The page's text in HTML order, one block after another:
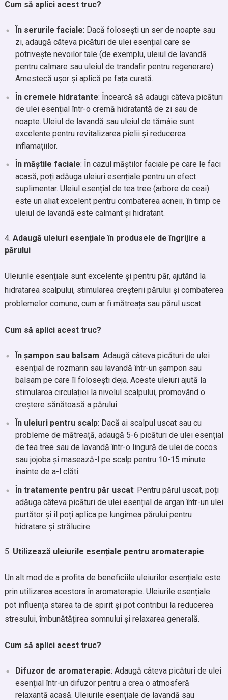
Cum să aplici acest truc?
În serurile faciale: Dacă folosești un ser de noapte sau
zi, adaugă câteva picături de ulei esențial care se
potrivește nevoilor tale (de exemplu, uleiul de lavandă
pentru calmare sau uleiul de trandafir pentru regenerare).
Amestecă ușor și aplică pe fața curată.
În cremele hidratante: Încearcă să adaugi câteva picături
de ulei esențial într-o cremă hidratantă de zi sau de
noapte. Uleiul de lavandă sau uleiul de tămâie sunt
excelente pentru revitalizarea pielii și reducerea
inflamațiilor.
În măștile faciale: În cazul măștilor faciale pe care le faci
acasă, poți adăuga uleiuri esențiale pentru un efect
suplimentar. Uleiul esențial de tea tree (arbore de ceai)
este un aliat excelent pentru combaterea acneii, în timp ce
uleiul de lavandă este calmant și hidratant.
Adaugă uleiuri esențiale în produsele de îngrijire a
părului
Uleiurile esențiale sunt excelente și pentru păr, ajutând la
hidratarea scalpului, stimularea creșterii părului și combaterea
problemelor comune, cum ar fi mătreața sau părul uscat.
Cum să aplici acest truc?
În șampon sau balsam: Adaugă câteva picături de ulei
esențial de rozmarin sau lavandă într-un șampon sau
balsam pe care îl folosești deja. Aceste uleiuri ajută la
stimularea circulației la nivelul scalpului, promovând o
creștere sănătoasă a părului.
În uleiuri pentru scalp: Dacă ai scalpul uscat sau cu
probleme de mătreață, adaugă 5-6 picături de ulei esențial
de tea tree sau de lavandă într-o lingură de ulei de cocos
sau jojoba și masează-l pe scalp pentru 10-15 minute
înainte de a-l clăti.
În tratamente pentru păr uscat: Pentru părul uscat, poți
adăuga câteva picături de ulei esențial de argan într-un ulei
purtător și îl poți aplica pe lungimea părului pentru
hidratare și strălucire.
Utilizează uleiurile esențiale pentru aromaterapie
Un alt mod de a profita de beneficiile uleiurilor esențiale este
prin utilizarea acestora în aromaterapie. Uleiurile esențiale
pot influența starea ta de spirit și pot contribui la reducerea
stresului, îmbunătățirea somnului și relaxarea generală.
Cum să aplici acest truc?
Difuzor de aromaterapie: Adaugă câteva picături de ulei
esențial într-un difuzor pentru a crea o atmosferă
relaxantă acasă. Uleiurile esențiale de lavandă sau